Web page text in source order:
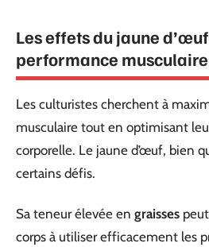
Les effets du jaune
performance musculaire
Les culturistes cherchent à
musculaire tout en optimisant
corporelle. Le jaune d’œuf, bien
certains défis.
Sa teneur élevée en graisses
corps à utiliser efficacement les